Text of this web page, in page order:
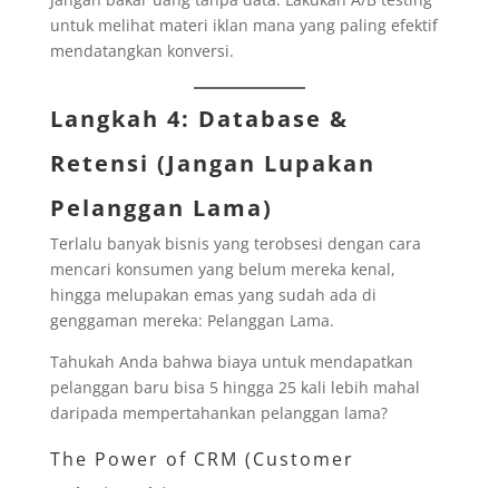
untuk melihat materi iklan mana yang paling efektif
mendatangkan konversi.
Langkah 4: Database &
Retensi (Jangan Lupakan
Pelanggan Lama)
Terlalu banyak bisnis yang terobsesi dengan cara
mencari konsumen yang belum mereka kenal,
hingga melupakan emas yang sudah ada di
genggaman mereka: Pelanggan Lama.
Tahukah Anda bahwa biaya untuk mendapatkan
pelanggan baru bisa 5 hingga 25 kali lebih mahal
daripada mempertahankan pelanggan lama?
The Power of CRM (Customer